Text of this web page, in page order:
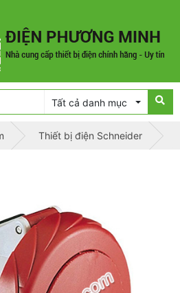
Tất cả danh mục
Thiết bị điện Schneider